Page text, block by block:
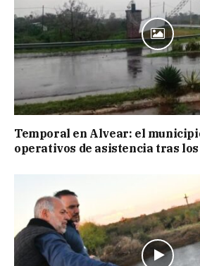
Temporal en Alvear: el
operativos de asistencia tras los